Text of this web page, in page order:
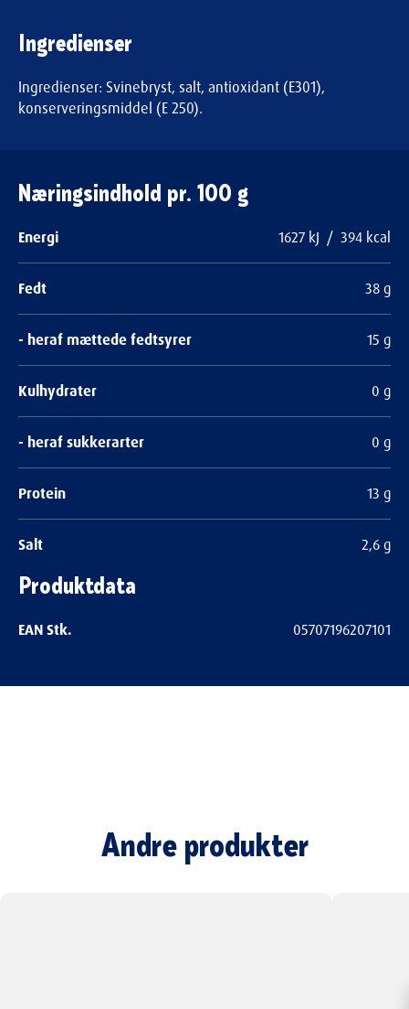
Næringsindhold pr. 100 g
Energi 1627 kJ / 394 kcal
Fedt 38 g
- heraf mættede fedtsyrer 15 g
Kulhydrater 0 g
- heraf sukkerarter 0 g
Protein 13 g
Salt 2,6 g
Produktdata
EAN Stk. 05707196207101
Ingredienser
Ingredienser: Svinebryst, salt, antioxidant (E301),
konserveringsmiddel (E 250).
Andre produkter